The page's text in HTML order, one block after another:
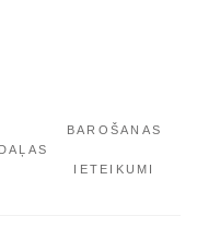
BAROŠANAS
IETEIKUMI